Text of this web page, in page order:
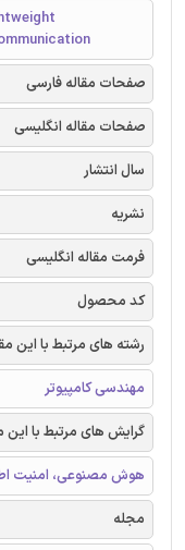
صفحات مقاله فارسی
صفحات مقاله انگلیسی
سال انتشار
نشریه
فرمت مقاله انگلیسی
کد محصول
رشته های مرتبط با این
مهندسی کامپیوتر
گرایش های مرتبط با این
هوش مصنوعی، امنیت
مجله